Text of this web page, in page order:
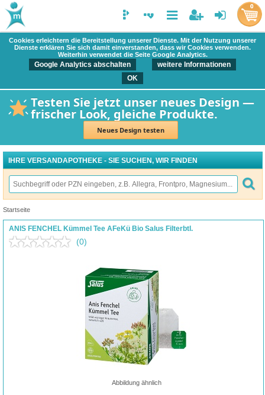
Cookies erleichtern die Bereitstellung unserer Dienste. Mit der Nutzung unserer
Dienste erklären Sie sich damit einverstanden, dass wir Cookies verwenden.
Weiterhin verwendet die Seite Google Analytics.
Google Analytics abschalten
weitere Informationen
OK
Testen Sie jetzt unser neues Design —
frischer Look, gleiche Produkte.
Neues Design testen
0
IHRE VERSANDAPOTHEKE - SIE SUCHEN, WIR FINDEN
Startseite
ANIS FENCHEL Kümmel Tee AFeKü Bio Salus Filterbtl.
(0)
Abbildung ähnlich